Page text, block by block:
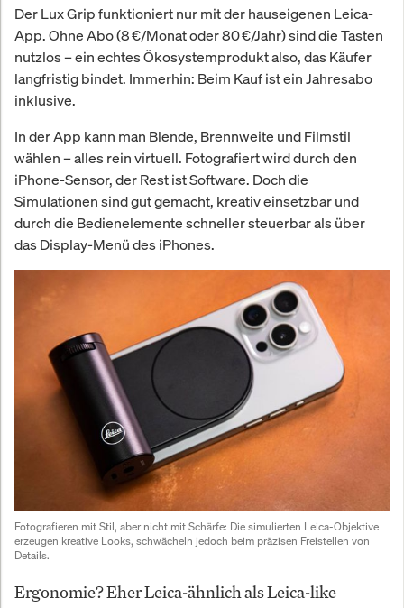
Der Lux Grip funktioniert nur mit der hauseigenen Leica-
App. Ohne Abo (8 €/Monat oder 80 €/Jahr) sind die Tasten
nutzlos – ein echtes Ökosystemprodukt also, das Käufer
langfristig bindet. Immerhin: Beim Kauf ist ein Jahresabo
inklusive.
In der App kann man Blende, Brennweite und Filmstil
wählen – alles rein virtuell. Fotografiert wird durch den
iPhone-Sensor, der Rest ist Software. Doch die
Simulationen sind gut gemacht, kreativ einsetzbar und
durch die Bedienelemente schneller steuerbar als über
das Display-Menü des iPhones.
Fotografieren mit Stil, aber nicht mit Schärfe: Die simulierten Leica-Objektive
erzeugen kreative Looks, schwächeln jedoch beim präzisen Freistellen von
Details.
Ergonomie? Eher Leica-ähnlich als Leica-like